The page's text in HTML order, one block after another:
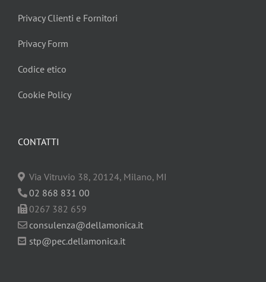
CONTATTI
Via Vitruvio 38, 20124, Milano, MI
02 868 831 00
0267 382 659
consulenza@dellamonica.it
stp@pec.dellamonica.it
Privacy Clienti e Fornitori
Privacy Form
Codice etico
Cookie Policy